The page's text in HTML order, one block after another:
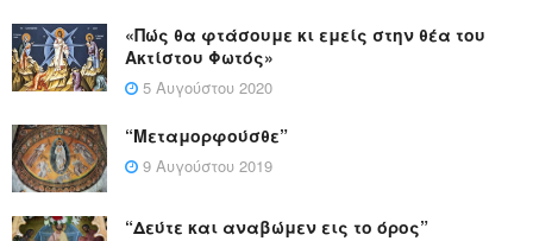
«Πώς θα φτάσουμε κι εμείς στην θέα του
Ακτίστου Φωτός»
5 Αυγούστου 2020
“Μεταμορφούσθε”
9 Αυγούστου 2019
“Δεύτε και αναβώμεν εις το όρος”